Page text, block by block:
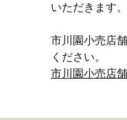
いただきます。
市川園小売店
ください。
市川園小売店